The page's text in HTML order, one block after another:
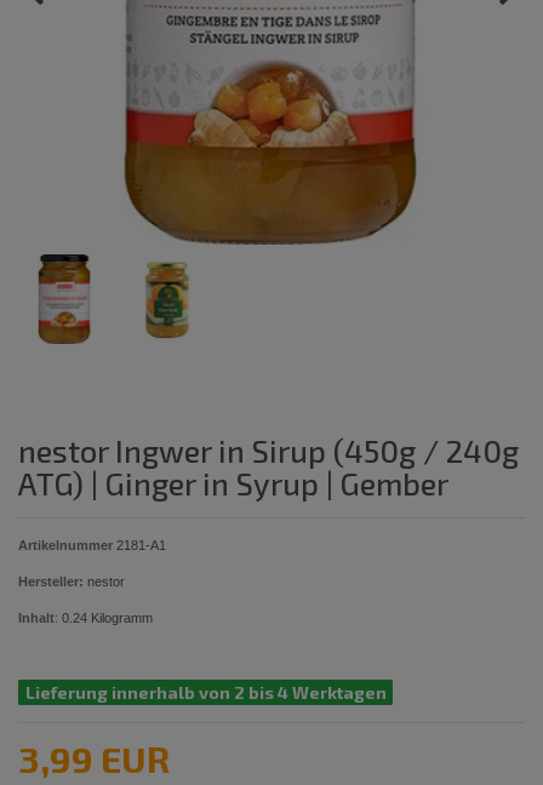
nestor Ingwer in Sirup (450g / 240g
ATG) | Ginger in Syrup | Gember
Artikelnummer 2181-A1
Hersteller: nestor
Inhalt: 0.24 Kilogramm
Lieferung innerhalb von 2 bis 4 Werktagen
3,99 EUR